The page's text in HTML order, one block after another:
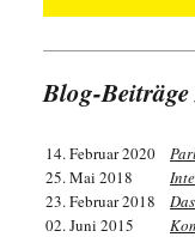
Blog-
14. Februar 2020
25. Mai 2018
23. Februar 2018
02. Juni 2015